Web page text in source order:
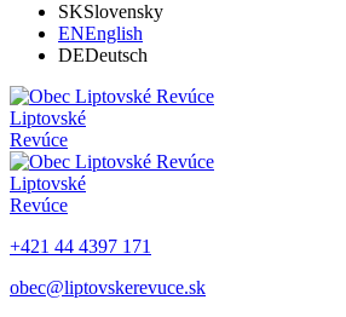
SKSlovensky
ENEnglish
DEDeutsch
Liptovské
Revúce
Liptovské
Revúce
+421 44 4397 171
obec@liptovskerevuce.sk